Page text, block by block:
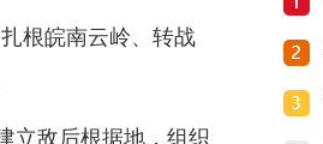
根皖南云岭、转战
立敌后根据地，组织